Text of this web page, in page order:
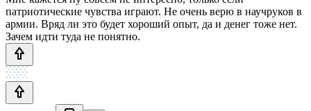
патриотические чувства играют. Не очень верю в научруков в
армии. Вряд ли это будет хороший опыт, да и денег тоже нет.
Зачем идти туда не понятно.